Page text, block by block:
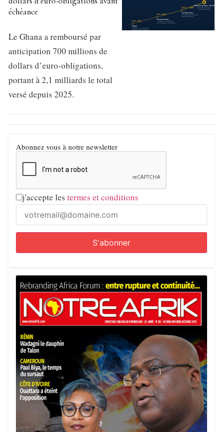
échéance
Le Ghana a remboursé par
anticipation 700 millions de
dollars d’euro-obligations,
portant à 2,1 milliards le total
versé depuis 2025.
Abonnez vous à notre newsletter
j'accepte les termes et conditions